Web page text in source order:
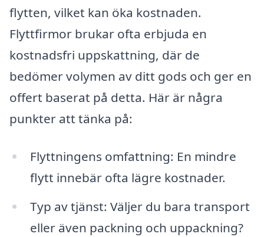
flytten, vilket kan öka kostnaden.
Flyttfirmor brukar ofta erbjuda en
kostnadsfri uppskattning, där de
bedömer volymen av ditt gods och ger en
offert baserat på detta. Här är några
punkter att tänka på:
Flyttningens omfattning: En mindre
flytt innebär ofta lägre kostnader.
Typ av tjänst: Väljer du bara transport
eller även packning och uppackning?